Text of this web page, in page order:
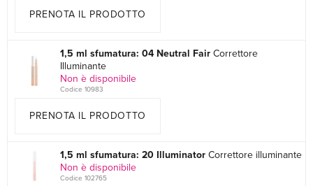
PRENOTA IL PRODOTTO
1,5 ml sfumatura: 04 Neutral Fair Correttore
Illuminante
Non è disponibile
Codice 10983
PRENOTA IL PRODOTTO
1,5 ml sfumatura: 20 Illuminator Correttore illuminante
Non è disponibile
Codice 102765